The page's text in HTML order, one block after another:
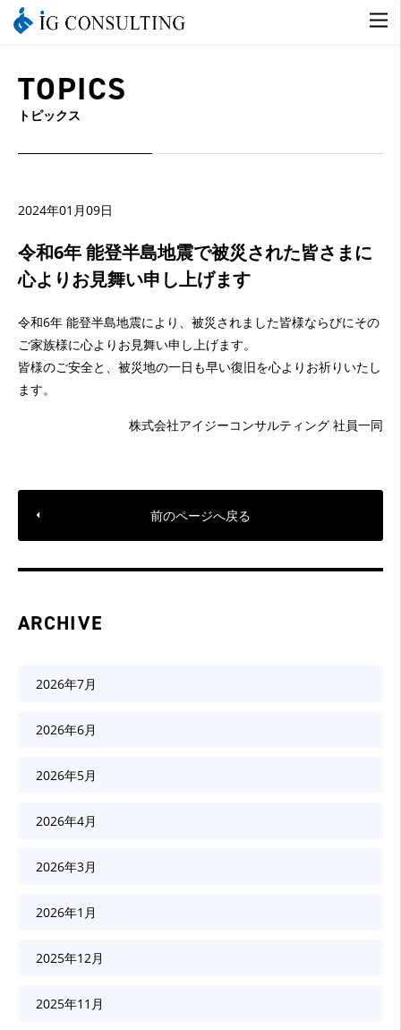
TOPICS
トピックス
2024年01月09日
令和6年 能登半島地震で被災された皆さまに
心よりお見舞い申し上げます
令和6年 能登半島地震により、被災されました皆様ならびにその
ご家族様に心よりお見舞い申し上げます。
皆様のご安全と、被災地の一日も早い復旧を心よりお祈りいたし
ます。
株式会社アイジーコンサルティング 社員一同
前のページへ戻る
ARCHIVE
2026年7月
2026年6月
2026年5月
2026年4月
2026年3月
2026年1月
2025年12月
2025年11月